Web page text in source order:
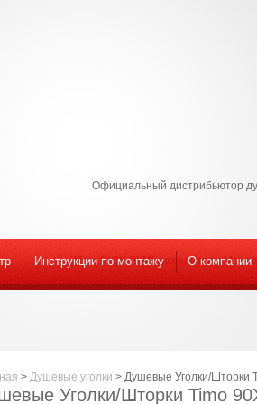
Официальный дистрибьютор
Наш ШОУ-РУМ! находится :
Инструкции по монтажу O компании
> Душевые уголки > Душевые Уголки/Шторки
Уголки/Шторки Timo